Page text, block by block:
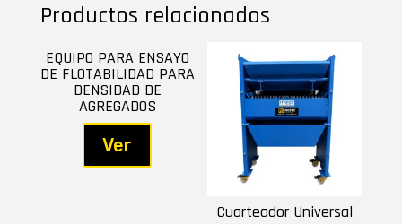
Productos relacionados
EQUIPO PARA ENSAYO
DE FLOTABILIDAD PARA
DENSIDAD DE
AGREGADOS
Ver
Cuarteador Universal